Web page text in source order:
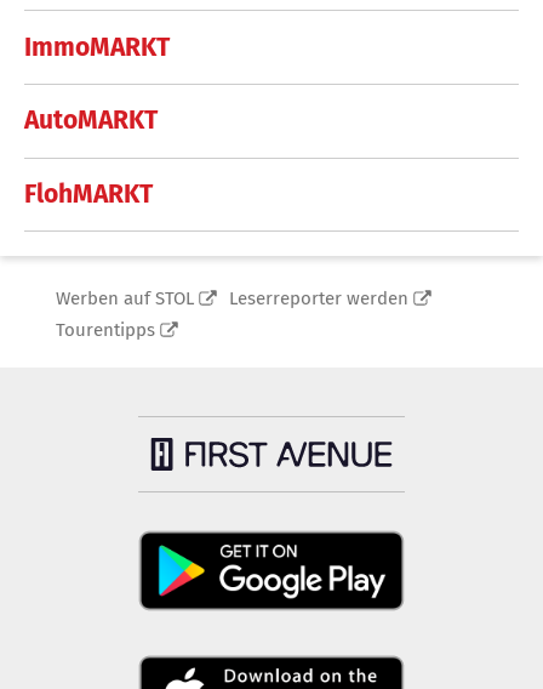
ImmoMARKT
AutoMARKT
FlohMARKT
Werben auf STOL
Leserreporter werden
Tourentipps